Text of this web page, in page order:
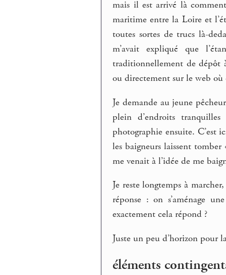
mais il est arrivé là
maritime entre la Loire et
toutes sortes de trucs là-
m’avait expliqué que
traditionnellement de dépôt
ou directement sur le web où
Je demande au jeune
plein d’endroits
photographie ensuite. C’est
les baigneurs laissent
me venait à l’idée de me
Je reste longtemps à
réponse : on s’aménage
exactement cela répond ?
Juste un peu d’horizon pour
éléments